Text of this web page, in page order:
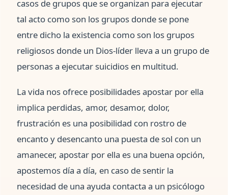
casos de grupos que se organizan para ejecutar
tal acto como son los grupos donde se pone
entre dicho la existencia como son los grupos
religiosos donde un Dios-líder lleva a un grupo de
personas a ejecutar suicidios en multitud.
La vida nos ofrece posibilidades apostar por ella
implica perdidas, amor, desamor, dolor,
frustración es una posibilidad con rostro de
encanto y desencanto una puesta de sol con un
amanecer, apostar por ella es una buena opción,
apostemos día a día, en caso de sentir la
necesidad de una ayuda contacta a un psicólogo